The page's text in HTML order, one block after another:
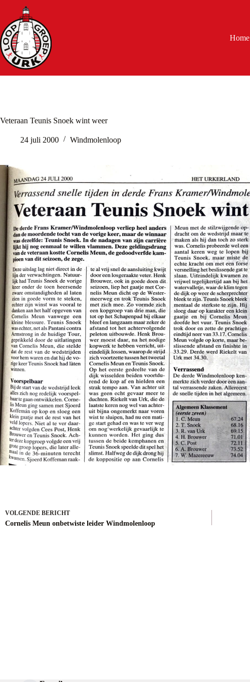
inhoud
Home
Veteraan Teunis Snoek wint weer
24 juli 2000 Windmolenloop
VOLGENDE BERICHT
Cornelis Meun onbetwiste leider Windmolenloop